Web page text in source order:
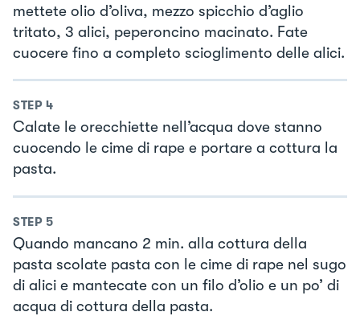
mettete olio d’oliva, mezzo spicchio d’aglio
tritato, 3 alici, peperoncino macinato. Fate
cuocere fino a completo scioglimento delle alici.
STEP 4
Calate le orecchiette nell’acqua dove stanno
cuocendo le cime di rape e portare a cottura la
pasta.
STEP 5
Quando mancano 2 min. alla cottura della
pasta scolate pasta con le cime di rape nel sugo
di alici e mantecate con un filo d’olio e un po’ di
acqua di cottura della pasta.